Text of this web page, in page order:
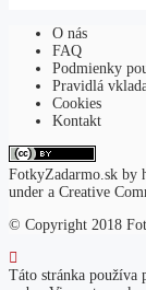
O nás
FAQ
Podmienky
Pravidlá
Cookies
Kontakt
FotkyZadarmo.sk by
under a Creative
© Copyright 2018
Táto stránka používa